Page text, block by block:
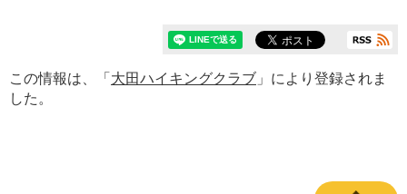
この情報は、「 大田ハイキングクラブ 」により登録されま
した。